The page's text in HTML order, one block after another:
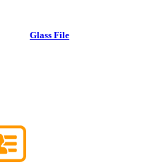
Glass File